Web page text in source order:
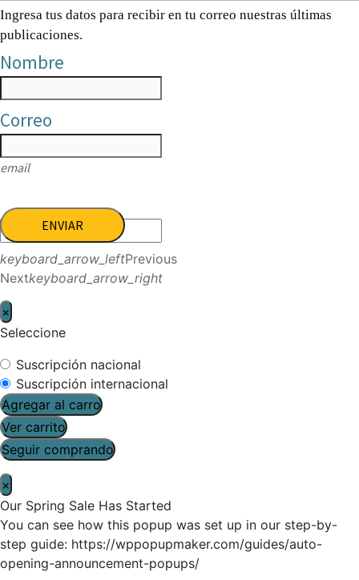
Ingresa tus datos para recibir en tu correo nuestras últimas
publicaciones.
Nombre
Correo
email
ENVIAR
keyboard_arrow_leftPrevious
Nextkeyboard_arrow_right
×
Seleccione
Suscripción nacional
Suscripción internacional
Agregar al carro
Ver carrito
Seguir comprando
×
Our Spring Sale Has Started
You can see how this popup was set up in our step-by-
step guide: https://wppopupmaker.com/guides/auto-
opening-announcement-popups/